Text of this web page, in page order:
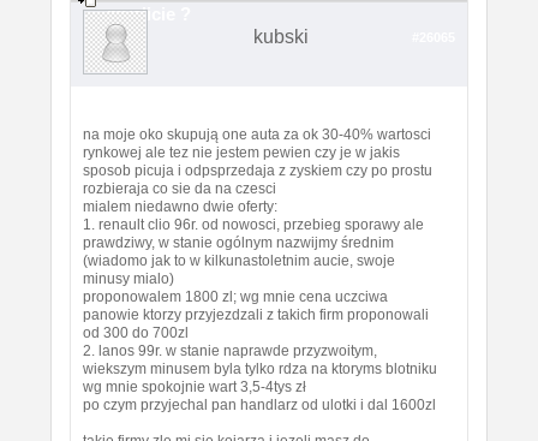
myslicie ?
kubski
na moje oko skupują one auta za ok 30-40% wartosci
rynkowej ale tez nie jestem pewien czy je w jakis
sposob picuja i odpsprzedaja z zyskiem czy po prostu
rozbieraja co sie da na czesci
mialem niedawno dwie oferty:
1. renault clio 96r. od nowosci, przebieg sporawy ale
prawdziwy, w stanie ogólnym nazwijmy średnim
(wiadomo jak to w kilkunastoletnim aucie, swoje
minusy mialo)
proponowalem 1800 zl; wg mnie cena uczciwa
panowie ktorzy przyjezdzali z takich firm proponowali
od 300 do 700zl
2. lanos 99r. w stanie naprawde przyzwoitym,
wiekszym minusem byla tylko rdza na ktoryms blotniku
wg mnie spokojnie wart 3,5-4tys zł
po czym przyjechal pan handlarz od ulotki i dal 1600zl